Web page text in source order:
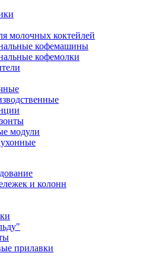
молочных коктейлей
кофемашины
кофемолки
модули
и колонн
прилавки